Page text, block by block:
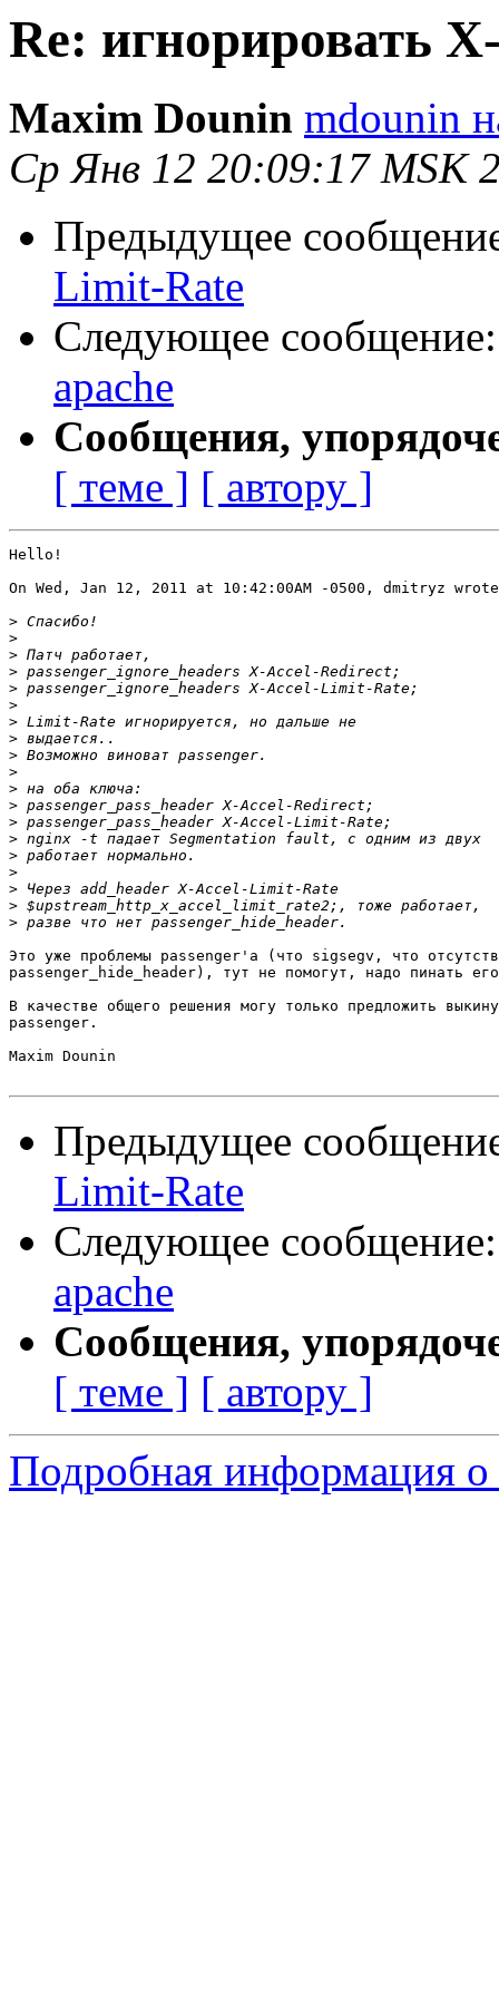
Re: игнорировать
Maxim Dounin mdounin
Ср Янв 12 20:09:17 MSK
Предыдущее
Limit-Rate
Следующее
apache
Сообщения,
[ теме ] [ автору ]
Hello!
On Wed, Jan 12, 2011 at 10:42:00AM -0500, dmitryz
>
>
>
>
>
>
>
>
>
>
>
>
>
>
>
>
>
>
>
Это уже проблемы passenger'а (что sigsegv, что
passenger_hide_header), тут не помогут, надо пинать
В качестве общего решения могу только предложить
passenger.
Maxim Dounin
Предыдущее
Limit-Rate
Следующее
apache
Сообщения,
[ теме ] [ автору ]
Подробная информация